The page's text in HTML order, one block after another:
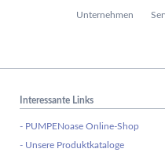
Unternehmen
Interessante Links
- PUMPENoase Online-Shop
- Unsere Produktkataloge